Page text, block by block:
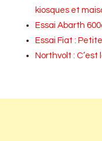
kiosques et
Essai Abarth
Essai Fiat :
Northvolt : C’est